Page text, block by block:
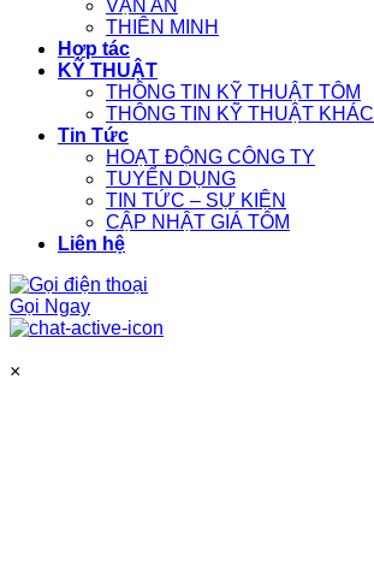
VẠN AN
THIÊN MINH
Hợp tác
KỸ THUẬT
THÔNG TIN KỸ THUẬT TÔM
THÔNG TIN KỸ THUẬT KHÁC
Tin Tức
HOẠT ĐỘNG CÔNG TY
TUYỂN DỤNG
TIN TỨC – SỰ KIỆN
CẬP NHẬT GIÁ TÔM
Liên hệ
Gọi Ngay
×